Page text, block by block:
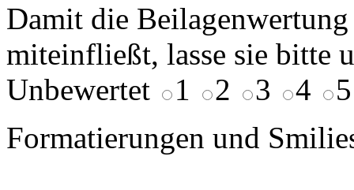
Damit die
miteinfließt, lasse sie bitte
Unbewertet
1 2 3 4
5
Formatierungen und